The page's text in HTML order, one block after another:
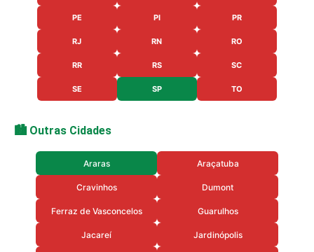
PE PI PR
RJ RN RO
RR RS SC
SE SP TO
🏙️ Outras Cidades
Araras Araçatuba
Cravinhos Dumont
Ferraz de Vasconcelos Guarulhos
Jacareí Jardinópolis